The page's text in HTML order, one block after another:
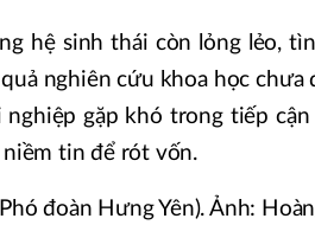
hệ sinh thái còn lỏng lẻo,
nghiên cứu khoa học
nghiệp gặp khó trong tiếp
tin để rót vốn.